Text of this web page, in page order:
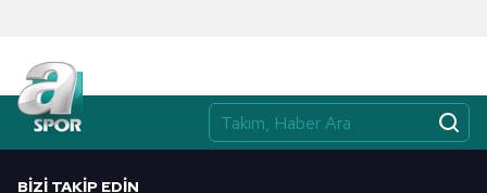
ilgili mevzuata uygun olarak kullanılan çerezlerle ilgili bilgi
almak için lütfen
tıklayınız.
BIZI TAKIP EDIN